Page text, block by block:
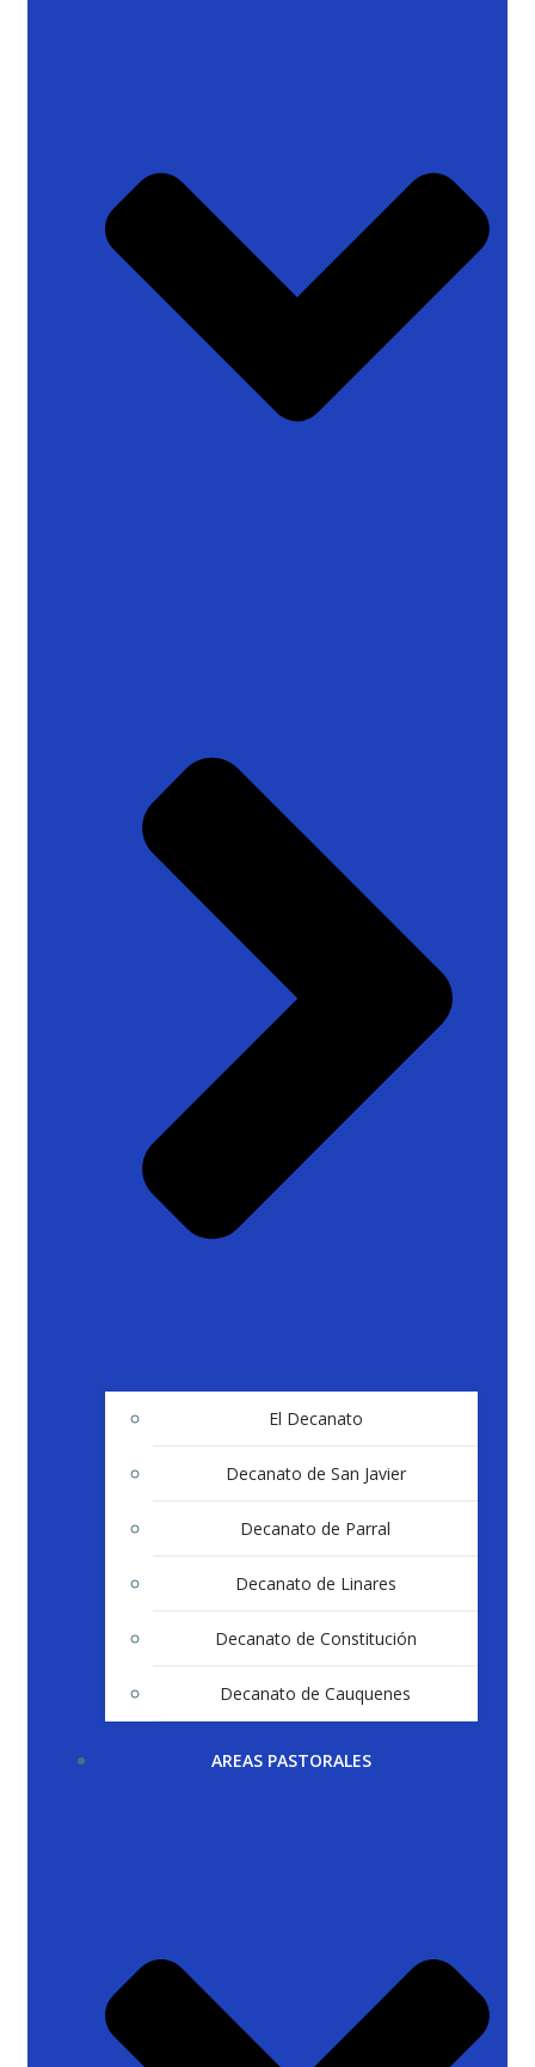
El Decanato
Decanato de San Javier
Decanato de Parral
Decanato de Linares
Decanato de Constitución
Decanato de Cauquenes
AREAS PASTORALES